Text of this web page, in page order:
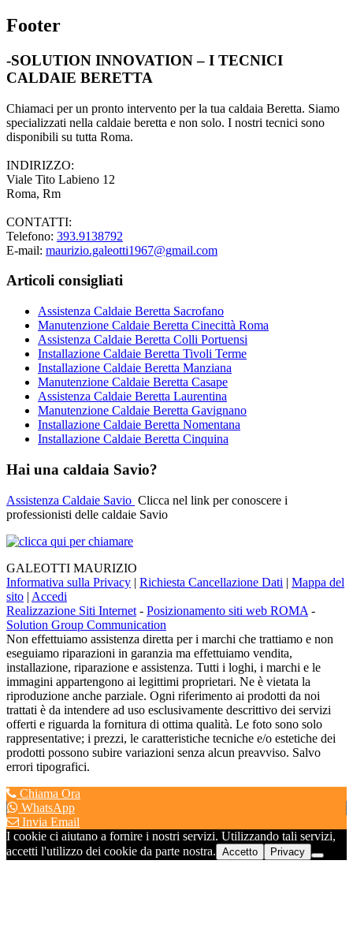
Footer
-SOLUTION INNOVATION – I TECNICI
CALDAIE BERETTA
Chiamaci per un pronto intervento per la tua caldaia Beretta. Siamo
specializzati nella caldaie beretta e non solo. I nostri tecnici sono
disponibili su tutta Roma.
INDIRIZZO:
Viale Tito Labieno 12
Roma, Rm
CONTATTI:
Telefono: 393.9138792
E-mail: maurizio.galeotti1967@gmail.com
Articoli consigliati
Assistenza Caldaie Beretta Sacrofano
Manutenzione Caldaie Beretta Cinecittà Roma
Assistenza Caldaie Beretta Colli Portuensi
Installazione Caldaie Beretta Tivoli Terme
Installazione Caldaie Beretta Manziana
Manutenzione Caldaie Beretta Casape
Assistenza Caldaie Beretta Laurentina
Manutenzione Caldaie Beretta Gavignano
Installazione Caldaie Beretta Nomentana
Installazione Caldaie Beretta Cinquina
Hai una caldaia Savio?
Assistenza Caldaie Savio Clicca nel link per conoscere i
professionisti delle caldaie Savio
GALEOTTI MAURIZIO
Informativa sulla Privacy | Richiesta Cancellazione Dati | Mappa del
sito | Accedi
Realizzazione Siti Internet - Posizionamento siti web ROMA -
Solution Group Communication
Non effettuiamo assistenza diretta per i marchi che trattiamo e non
eseguiamo riparazioni in garanzia ma effettuiamo vendita,
installazione, riparazione e assistenza. Tutti i loghi, i marchi e le
immagini appartengono ai legittimi proprietari. Ne è vietata la
riproduzione anche parziale. Ogni riferimento ai prodotti da noi
trattati è da intendere ad uso esclusivamente descrittivo dei servizi
offerti e riguarda la fornitura di ottima qualità. Le foto sono solo
rappresentative; i prezzi, le caratteristiche tecniche e/o estetiche dei
prodotti possono subire variazioni senza alcun preavviso. Salvo
errori tipografici.
Chiama Ora
WhatsApp
Invia Email
I cookie ci aiutano a fornire i nostri servizi. Utilizzando tali servizi,
accetti l'utilizzo dei cookie da parte nostra. Accetto Privacy